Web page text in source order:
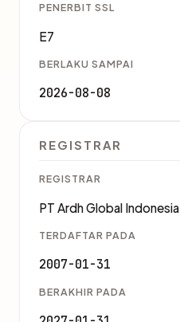
PENERBIT SSL
E7
BERLAKU SAMPAI
2026-08-08
REGISTRAR
REGISTRAR
PT Ardh Global Indonesia
TERDAFTAR PADA
2007-01-31
BERAKHIR PADA